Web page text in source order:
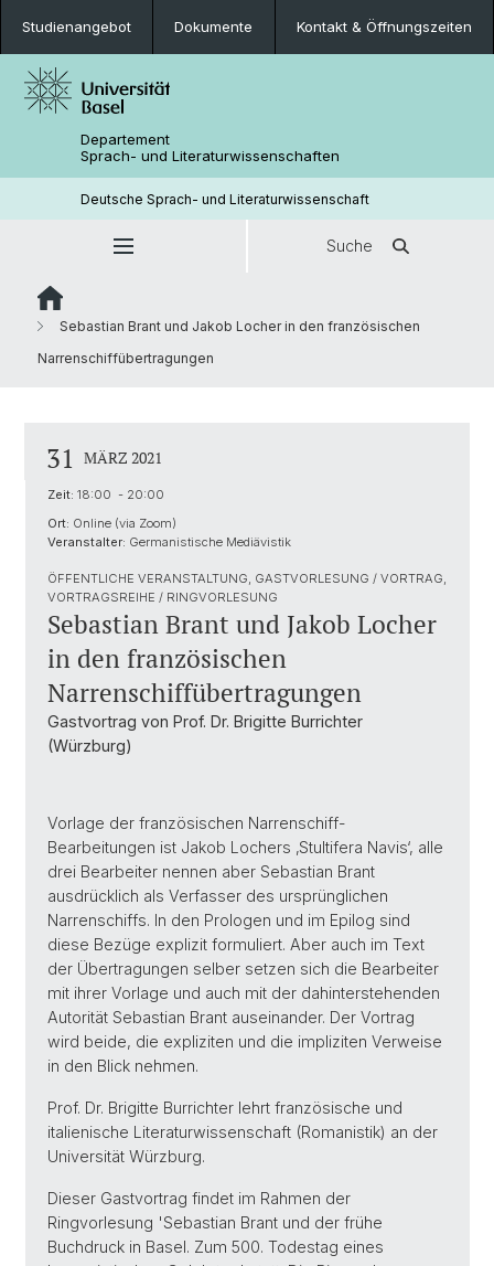
Studienangebot Dokumente Kontakt & Öffnungszeiten
Departement
Sprach- und Literaturwissenschaften
Deutsche Sprach- und Literaturwissenschaft
Suche
Sebastian Brant und Jakob Locher in den französischen
Narrenschiffübertragungen
31 MÄRZ 2021
Zeit: 18:00 - 20:00
Ort: Online (via Zoom)
Veranstalter: Germanistische Mediävistik
ÖFFENTLICHE VERANSTALTUNG, GASTVORLESUNG / VORTRAG,
VORTRAGSREIHE / RINGVORLESUNG
Sebastian Brant und Jakob Locher
in den französischen
Narrenschiffübertragungen
Gastvortrag von Prof. Dr. Brigitte Burrichter
(Würzburg)
Vorlage der französischen Narrenschiff-
Bearbeitungen ist Jakob Lochers ‚Stultifera Navis‘, alle
drei Bearbeiter nennen aber Sebastian Brant
ausdrücklich als Verfasser des ursprünglichen
Narrenschiffs. In den Prologen und im Epilog sind
diese Bezüge explizit formuliert. Aber auch im Text
der Übertragungen selber setzen sich die Bearbeiter
mit ihrer Vorlage und auch mit der dahinterstehenden
Autorität Sebastian Brant auseinander. Der Vortrag
wird beide, die expliziten und die impliziten Verweise
in den Blick nehmen.
Prof. Dr. Brigitte Burrichter lehrt französische und
italienische Literaturwissenschaft (Romanistik) an der
Universität Würzburg.
Dieser Gastvortrag findet im Rahmen der
Ringvorlesung 'Sebastian Brant und der frühe
Buchdruck in Basel. Zum 500. Todestag eines